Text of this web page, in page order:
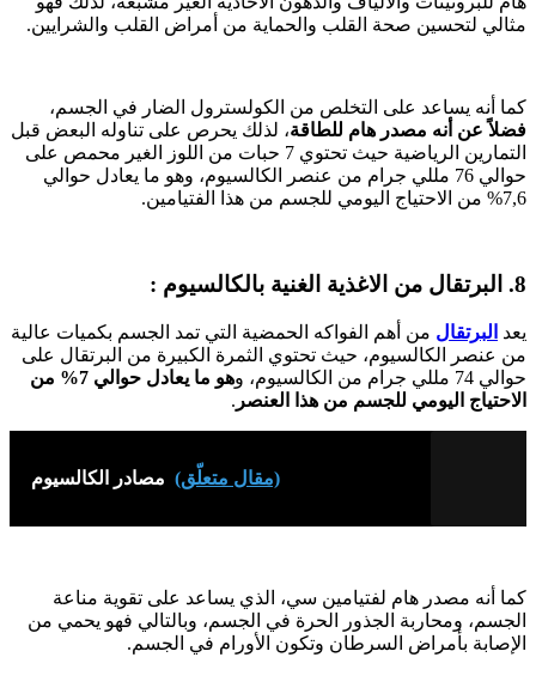
مثالي لتحسين صحة القلب والحماية من أمراض القلب والشرايين.
كما أنه يساعد على التخلص من الكولسترول الضار في الجسم،
فضلاً عن أنه مصدر هام للطاقة، لذلك يحرص على تناوله البعض قبل
التمارين الرياضية حيث تحتوي 7 حبات من اللوز الغير محمص على
حوالي 76 مللي جرام من عنصر الكالسيوم، وهو ما يعادل حوالي
7,6% من الاحتياج اليومي للجسم من هذا الفتيامين.
8. البرتقال من الاغذية الغنية بالكالسيوم :
يعد البرتقال من أهم الفواكه الحمضية التي تمد الجسم بكميات عالية
من عنصر الكالسيوم، حيث تحتوي الثمرة الكبيرة من البرتقال على
حوالي 74 مللي جرام من الكالسيوم، و
هو ما يعادل حوالي 7% من
الاحتياج اليومي للجسم من هذا العنصر .
(مقال متعلّق) مصادر الكالسيوم
كما أنه مصدر هام لفتيامين سي، الذي يساعد على تقوية مناعة
الجسم، ومحاربة الجذور الحرة في الجسم، وبالتالي فهو يحمي من
الإصابة بأمراض السرطان وتكون الأورام في الجسم.